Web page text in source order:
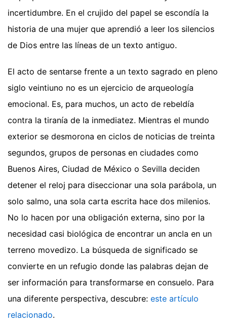
incertidumbre. En el crujido del papel se escondía la
historia de una mujer que aprendió a leer los silencios
de Dios entre las líneas de un texto antiguo.
El acto de sentarse frente a un texto sagrado en pleno
siglo veintiuno no es un ejercicio de arqueología
emocional. Es, para muchos, un acto de rebeldía
contra la tiranía de la inmediatez. Mientras el mundo
exterior se desmorona en ciclos de noticias de treinta
segundos, grupos de personas en ciudades como
Buenos Aires, Ciudad de México o Sevilla deciden
detener el reloj para diseccionar una sola parábola, un
solo salmo, una sola carta escrita hace dos milenios.
No lo hacen por una obligación externa, sino por la
necesidad casi biológica de encontrar un ancla en un
terreno movedizo. La búsqueda de significado se
convierte en un refugio donde las palabras dejan de
ser información para transformarse en consuelo. Para
una diferente perspectiva, descubre: este artículo
relacionado.